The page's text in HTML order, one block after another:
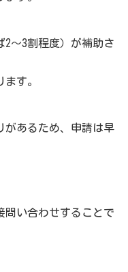
2〜3割程度）が補助さ
す。
があるため、申請は早
問い合わせすることで